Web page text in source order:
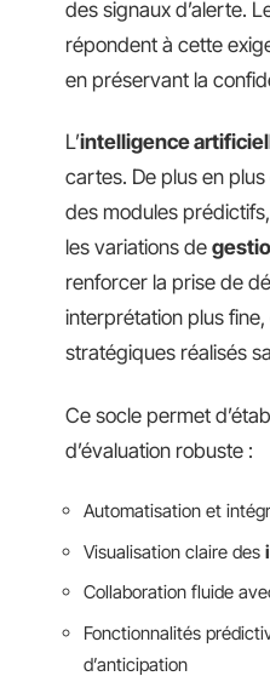
des signaux d’alerte.
répondent à cette
en préservant la
L’intelligence
cartes. De plus en
des modules
les variations de
renforcer la prise de
interprétation plus
stratégiques réalisés
Ce socle permet
d’évaluation robuste :
Automatisation et
Visualisation claire des
Collaboration fluide
Fonctionnalités
d’anticipation